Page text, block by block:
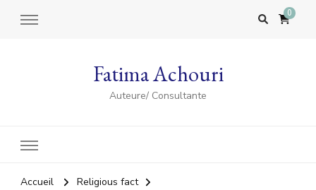
0
Fatima Achouri
Auteure/ Consultante
Accueil
Religious fact